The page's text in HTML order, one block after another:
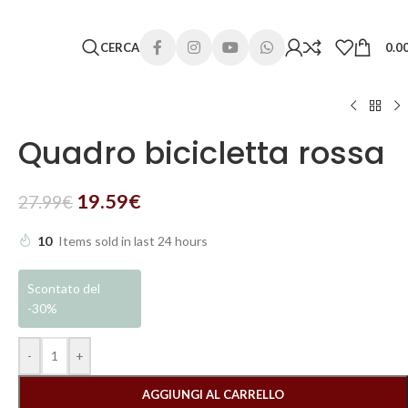
CERCA
Quadro bicicletta rossa
27.99€ 19.59€
10 Items sold in last 24 hours
Scontato del
-30%
- +
AGGIUNGI AL CARRELLO